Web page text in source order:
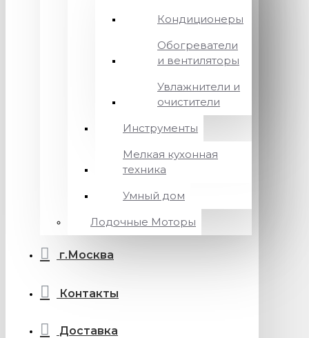
Кондиционеры
Обогреватели
и вентиляторы
Увлажнители и
очистители
Инструменты
Мелкая кухонная
техника
Умный дом
Лодочные Моторы
г.Москва
Контакты
Доставка